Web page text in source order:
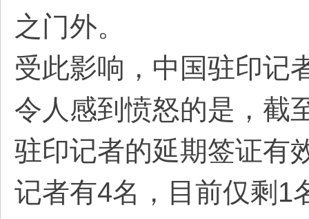
之门外。
受此影响，中国驻印记
令人感到愤怒的是，截
驻印记者的延期签证有
记者有4名，目前仅剩1